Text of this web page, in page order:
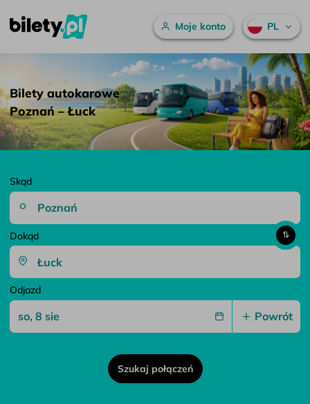
Przejdź do treści
Bilety autokarowe Poznań – Łuck – bilety.pl
Menu główne
Moje konto PL
Bilety autokarowe
Poznań – Łuck
Skąd
Dokąd
Odjazd
Powrót
Szukaj połączeń